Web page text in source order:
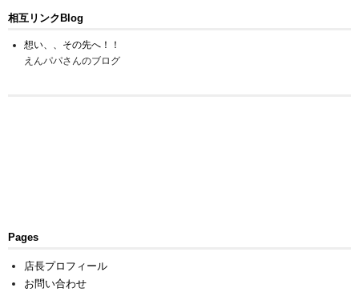
相互リンクBlog
想い、、その先へ！！
えんパパさんのブログ
Pages
店長プロフィール
お問い合わせ